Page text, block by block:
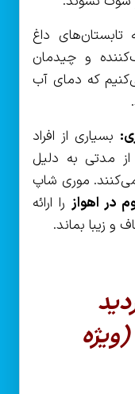
تابستان‌های داغ
و چیدمان
که دمای آب
بسیاری از افراد
از مدتی به دلیل
موری شاپ
در اهوازرا ارائه
زیبا بماند.